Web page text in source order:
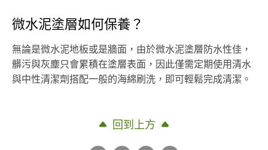
微水泥塗層如何保養？
無論是微水泥地板或是牆面，由於微水泥塗層防水性佳，
髒污與灰塵只會累積在塗層表面，因此僅需定期使用清水
與中性清潔劑搭配一般的海綿刷洗，即可輕鬆完成清潔。
回到上方